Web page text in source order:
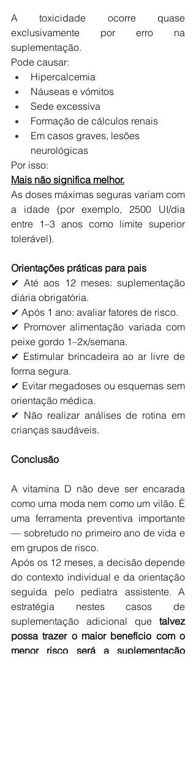
A toxicidade ocorre quase
exclusivamente por erro na
suplementação.
Pode causar:
Hipercalcemia
Náuseas e vómitos
Sede excessiva
Formação de cálculos renais
Em casos graves, lesões
neurológicas
Por isso:
Mais não significa melhor.
As doses máximas seguras variam com
a idade (por exemplo, 2500 UI/dia
entre 1–3 anos como limite superior
tolerável).
Orientações práticas para pais
✔ Até aos 12 meses: suplementação
diária obrigatória.
✔ Após 1 ano: avaliar fatores de risco.
✔ Promover alimentação variada com
peixe gordo 1–2x/semana.
✔ Estimular brincadeira ao ar livre de
forma segura.
✔ Evitar megadoses ou esquemas sem
orientação médica.
✔ Não realizar análises de rotina em
crianças saudáveis.
Conclusão
A vitamina D não deve ser encarada
como uma moda nem como um vilão. É
uma ferramenta preventiva importante
— sobretudo no primeiro ano de vida e
em grupos de risco.
Após os 12 meses, a decisão depende
do contexto individual e da orientação
seguida pelo pediatra assistente. A
estratégia nestes casos de
suplementação adicional que talvez
possa trazer o maior benefício com o
menor risco será a suplementação